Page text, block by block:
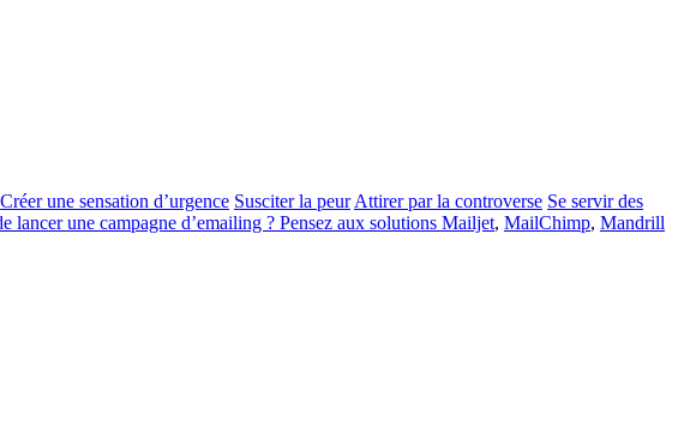
Créer une sensation d’urgence Susciter la peur Attirer par la controverse Se servir des
lancer une campagne d’emailing ? Pensez aux solutions Mailjet, MailChimp, Mandrill